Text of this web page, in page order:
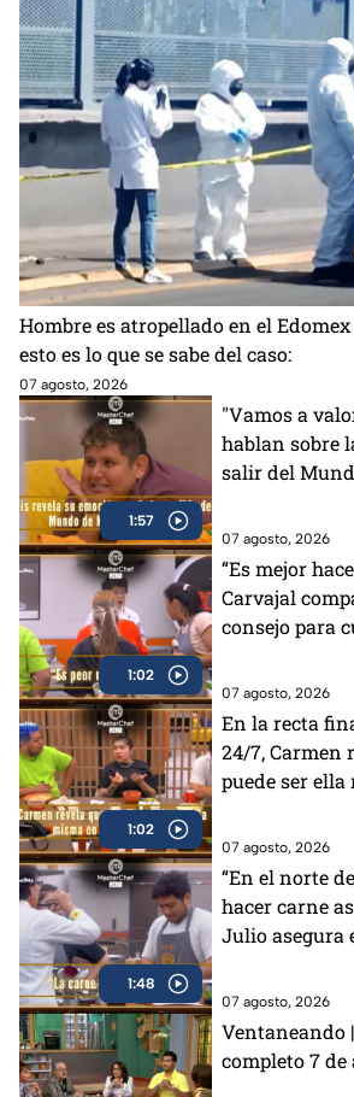
Hombre es atropellado en el
esto es lo que se sabe del caso:
07 agosto, 2026
1:57
"Vamos a
hablan sobre
salir del
07 agosto, 2026
1:02
“Es mejor
Carvajal
consejo para
(VIDEO)
07 agosto, 2026
1:02
En la recta
24/7, Carmen
puede ser ella
07 agosto, 2026
1:48
“En el norte
hacer carne
Julio asegura
07 agosto, 2026
Ventaneando
completo 7 de